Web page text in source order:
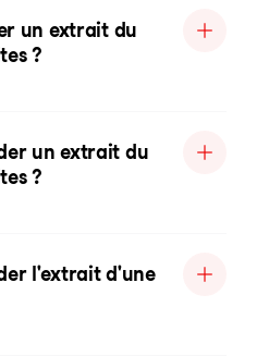
un extrait du
?
un extrait du
?
l'extrait d'une